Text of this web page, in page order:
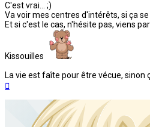
C'est vrai... ;)
Va voir mes centres d'intérêts, si ça
Et si c'est le cas, n'hésite pas, viens
Kissouilles
La vie est faîte pour être vécue, sinon